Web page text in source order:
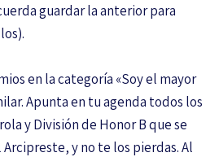
guardar la anterior para
en la categoría «Soy el mayor
Apunta en tu agenda todos los
y División de Honor B que se
y no te los pierdas. Al